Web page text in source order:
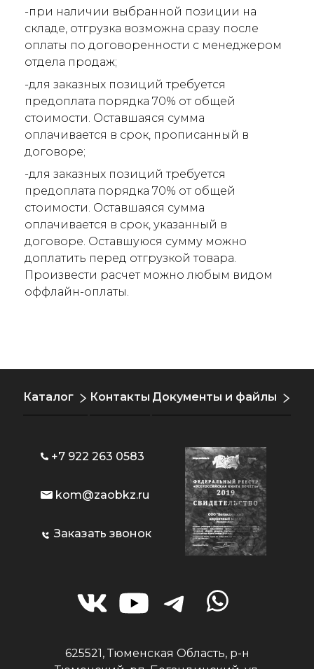
-при наличии выбранной позиции на
складе, отгрузка возможна сразу после
оплаты по договоренности с менеджером
отдела продаж;
-для заказных позиций требуется
предоплата порядка 70% от общей
стоимости. Оставшаяся сумма
оплачивается в срок, прописанный в
договоре;
-для заказных позиций требуется
предоплата порядка 70% от общей
стоимости. Оставшаяся сумма
оплачивается в срок, указанный в
договоре. Оставшуюся сумму можно
доплатить перед отгрузкой товара.
Произвести расчет можно любым видом
оффлайн-оплаты.
Каталог Контакты Документы и файлы
+7 922 263 0583
kom@zaobkz.ru
Заказать звонок
625521, Тюменская Область, р-н